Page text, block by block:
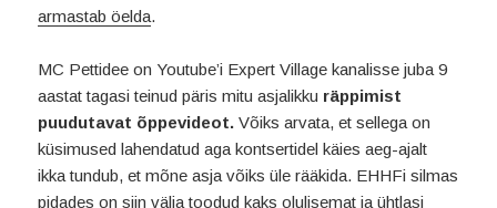
armastab öelda.
MC Pettidee on Youtube’i Expert Village kanalisse juba 9
aastat tagasi teinud päris mitu asjalikku räppimist
puudutavat õppevideot. Võiks arvata, et sellega on
küsimused lahendatud aga kontsertidel käies aeg-ajalt
ikka tundub, et mõne asja võiks üle rääkida. EHHFi silmas
pidades on siin välja toodud kaks olulisemat ja ühtlasi